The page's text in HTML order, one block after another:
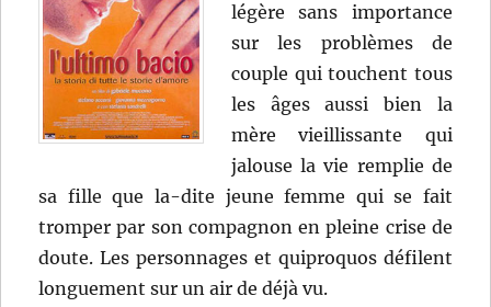
légère sans importance
sur les problèmes de
couple qui touchent tous
les âges aussi bien la
mère vieillissante qui
jalouse la vie remplie de
sa fille que la-dite jeune femme qui se fait
tromper par son compagnon en pleine crise de
doute. Les personnages et quiproquos défilent
longuement sur un air de déjà vu.